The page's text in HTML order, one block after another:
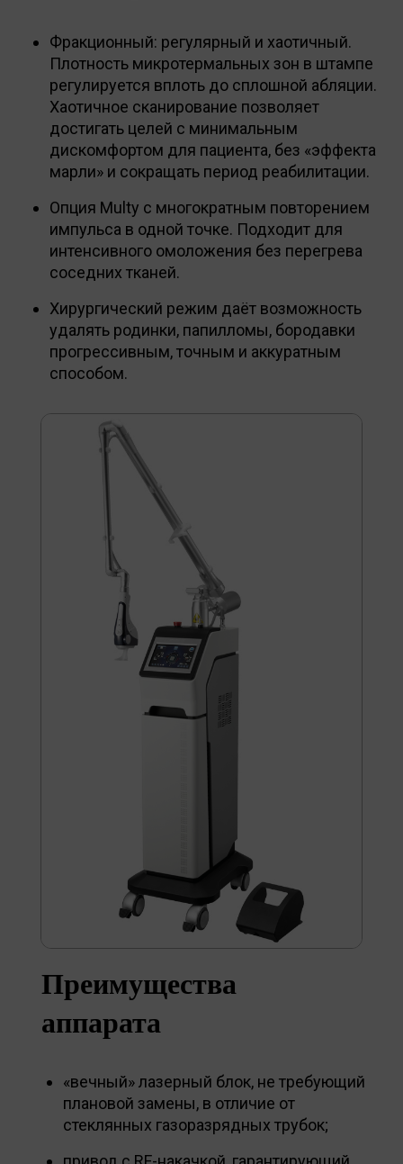
Фракционный: регулярный и хаотичный.
Плотность микротермальных зон в штампе
регулируется вплоть до сплошной абляции.
Хаотичное сканирование позволяет
достигать целей с минимальным
дискомфортом для пациента, без «эффекта
марли» и сокращать период реабилитации.
Опция Multy с многократным повторением
импульса в одной точке. Подходит для
интенсивного омоложения без перегрева
соседних тканей.
Хирургический режим даёт возможность
удалять родинки, папилломы, бородавки
прогрессивным, точным и аккуратным
способом.
Преимущества
аппарата
«вечный» лазерный блок, не требующий
плановой замены, в отличие от
стеклянных газоразрядных трубок;